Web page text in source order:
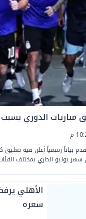
مباريات الدوري
بياناً رسمياً أعلن فيه
الأهلي
سعره